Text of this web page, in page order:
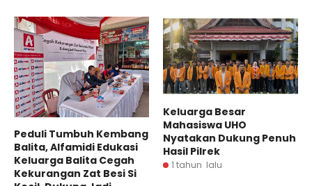
Peduli Tumbuh Kembang
Balita, Alfamidi Edukasi
Keluarga Balita Cegah
Kekurangan Zat Besi Si
Keluarga Besar
Mahasiswa UHO
Nyatakan Dukung Penuh
Hasil Pilrek
1 tahun lalu